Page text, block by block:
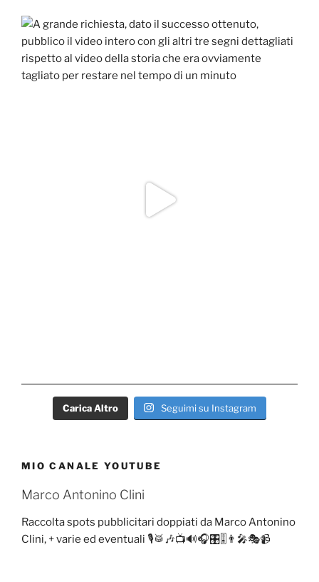
Carica Altro Seguimi su Instagram
MIO CANALE YOUTUBE
Marco Antonino Clini
Raccolta spots pubblicitari doppiati da Marco Antonino
Clini, + varie ed eventuali 🎙️🥁🎶📺🔊🎧🎛️🎚️👨‍🎤🎭📹